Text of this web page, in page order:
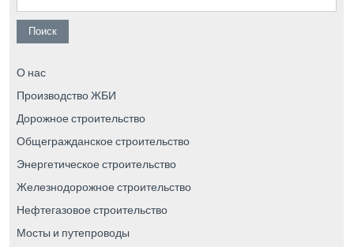
О нас
Производство ЖБИ
Дорожное строительство
Общегражданское строительство
Энергетическое строительство
Железнодорожное строительство
Нефтегазовое строительство
Мосты и путепроводы